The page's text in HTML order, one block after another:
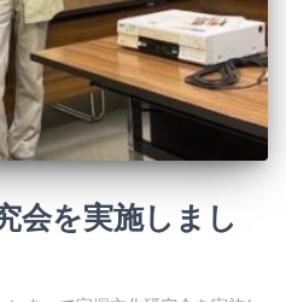
会を実施しまし